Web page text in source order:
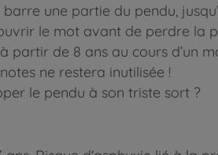
une partie du pendu,
le mot avant de perdre la
de 8 ans au cours d’un
ne restera inutilisée !
le pendu à son triste sort ?